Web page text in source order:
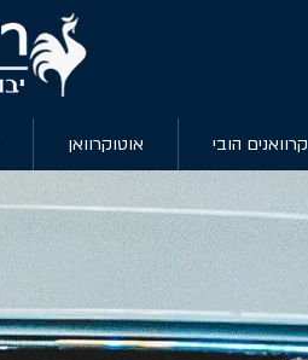
קרוואנים הובי אוטוקרוואן